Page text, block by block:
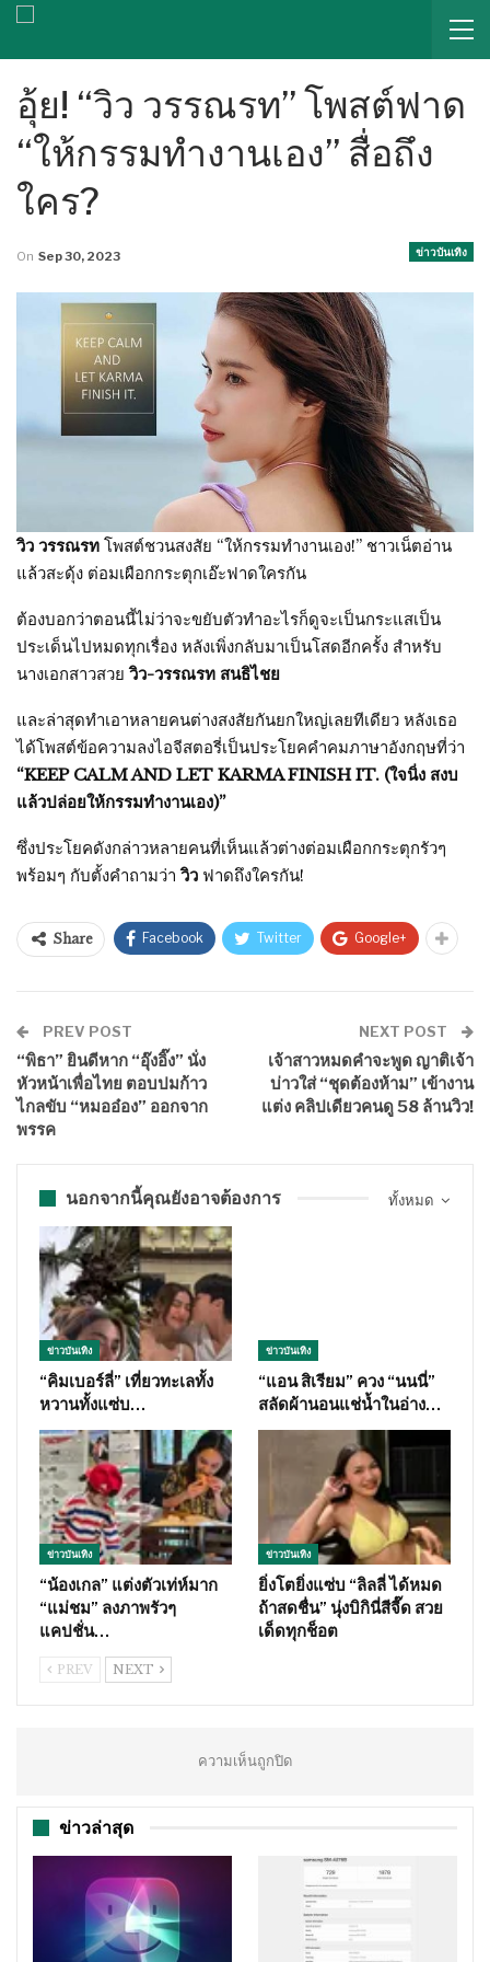
อุ้ย! “วิว วรรณรท” โพสต์ฟาด
“ให้กรรมทำงานเอง” สื่อถึง
ใคร?
ข่าวบันเทิง
On Sep 30, 2023
วิว วรรณรท โพสต์ชวนสงสัย “ให้กรรมทำงานเอง!” ชาวเน็ตอ่าน
แล้วสะดุ้ง ต่อมเผือกกระตุกเอ๊ะฟาดใครกัน
ต้องบอกว่าตอนนี้ไม่ว่าจะขยับตัวทำอะไรก็ดูจะเป็นกระแสเป็น
ประเด็นไปหมดทุกเรื่อง หลังเพิ่งกลับมาเป็นโสดอีกครั้ง สำหรับ
นางเอกสาวสวย วิว-วรรณรท สนธิไชย
และล่าสุดทำเอาหลายคนต่างสงสัยกันยกใหญ่เลยทีเดียว หลังเธอ
ได้โพสต์ข้อความลงไอจีสตอรี่เป็นประโยคคำคมภาษาอังกฤษที่ว่า
“KEEP CALM AND LET KARMA FINISH IT. (ใจนิ่ง สงบ
แล้วปล่อยให้กรรมทำงานเอง)”
ซึ่งประโยคดังกล่าวหลายคนที่เห็นแล้วต่างต่อมเผือกกระตุกรัวๆ
พร้อมๆ กับตั้งคำถามว่าวิว ฟาดถึงใครกัน!
Share Facebook Twitter Google+
PREV POST
“พิธา” ยินดีหาก “อุ๊งอิ๊ง” นั่ง
หัวหน้าเพื่อไทย ตอบปมก้าว
ไกลขับ “หมออ๋อง” ออกจาก
พรรค
NEXT POST
เจ้าสาวหมดคำจะพูด ญาติเจ้า
บ่าวใส่ “ชุดต้องห้าม” เข้างาน
แต่ง คลิปเดียวคนดู 58 ล้านวิว!
ทั้งหมด
นอกจากนี้คุณยังอาจต้องการ
ข่าวบันเทิง
“คิมเบอร์ลี่” เที่ยวทะเลทั้ง
หวานทั้งแซ่บ…
ข่าวบันเทิง
“แอน สิเรียม” ควง “นนนี่”
สลัดผ้านอนแช่น้ำในอ่าง…
ข่าวบันเทิง
“น้องเกล” แต่งตัวเท่ห์มาก
“แม่ชม” ลงภาพรัวๆ
แคปชั่น…
ข่าวบันเทิง
ยิ่งโตยิ่งแซ่บ “ลิลลี่ ได้หมด
ถ้าสดชื่น” นุ่งบิกินี่สีจี๊ด สวย
เด็ดทุกช็อต
PREV NEXT
ความเห็นถูกปิด
ข่าวล่าสุด